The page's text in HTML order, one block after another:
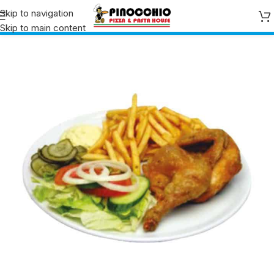
Skip to navigation
Skip to main content